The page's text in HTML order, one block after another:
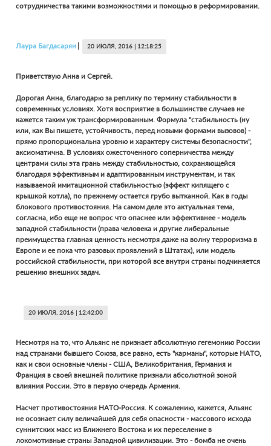
сотрудничества такими возможностями и помощью в реформировании.
Лаура Багдасарян 20 ИЮЛЯ, 2016 | 12:18:25
Приветствую Анна и Сергей.
Дорогая Анна, благодарю за реплику по термину стабильности в
современных условиях. Хотя восприятие в большинстве случаев не
кажется таким уж трансформированным. Формула "стабильность (ну
или, как Вы пишете, устойчивость, перед новыми формами вызовов) -
прямо пропорциональна уровню и характеру системы безопасности",
аксиоматична. В условиях ожесточенного соперничества между
центрами силы эта грань между стабильностью, сохраняющейся
благодаря эффективным и адаптированным инструментам, и так
называемой имитационной стабильностью (эффект кипящего с
крышкой котла), по прежнему остается грубо вытканной. Как в годы
блокового противостояния. На самом деле это актуальная тема,
согласна, ибо еще не вопрос что опаснее или эффективнее - модель
западной стабильности (права человека и другие либеральные
преимущества главная ценность несмотря даже на волну терроризма в
Европе и ее пока что разовых проявлений в Штатах), или модель
российской стабильности, при которой все внутри страны подчиняется
решению внешних задач.
20 ИЮЛЯ, 2016 | 12:42:00
Несмотря на то, что Альянс не признает абсолютную гегемонию России
над странами бывшего Союза, все равно, есть "карманы", которые НАТО,
как и свои основные члены - США, Великобритания, Германия и
Франция в своей внешней политике признали абсолютной зоной
влияния России. Это в первую очередь Армения.
Насчет противостояния НАТО-Россия. К сожалению, кажется, Альянс
не осознает силу величайшей для себя опасности - массового исхода
суннитских масс из Ближнего Востока и их переселение в
локомотивные страны Западной цивилизации. Это - бомба не очень